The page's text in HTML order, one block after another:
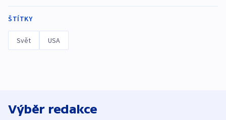
ŠTÍTKY
Svět USA
Výběr redakce